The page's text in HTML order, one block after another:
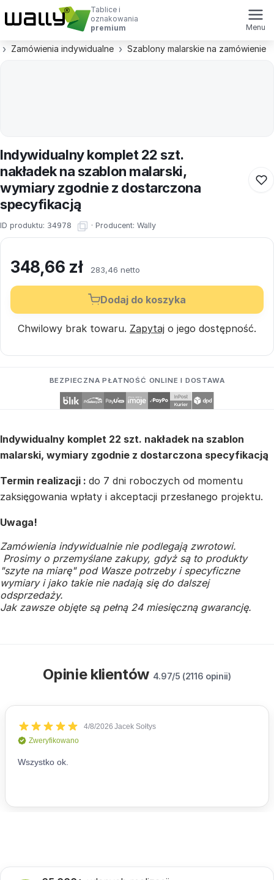
Tablice i
oznakowania
premium
Menu
Zamówienia indywidualne Szablony malarskie na zamówienie
Indywidualny komplet 22 szt.
nakładek na szablon malarski,
wymiary zgodnie z dostarczona
specyfikacją
ID produktu: 34978 · Producent: Wally
348,66 zł 283,46 netto
Dodaj do koszyka
Chwilowy brak towaru. Zapytaj o jego dostępność.
BEZPIECZNA PŁATNOŚĆ ONLINE I DOSTAWA
Indywidualny komplet 22 szt. nakładek na szablon
malarski, wymiary zgodnie z dostarczona specyfikacją
Termin realizacji : do 7 dni roboczych od momentu
zaksięgowania wpłaty i akceptacji przesłanego projektu.
Uwaga!
Zamówienia indywidualnie nie podlegają zwrotowi.
Prosimy o przemyślane zakupy, gdyż są to produkty
"szyte na miarę" pod Wasze potrzeby i specyficzne
wymiary i jako takie nie nadają się do dalszej
odsprzedaży.
Jak zawsze objęte są pełną 24 miesięczną gwarancję.
Opinie klientów 4.97/5 (2116 opinii)